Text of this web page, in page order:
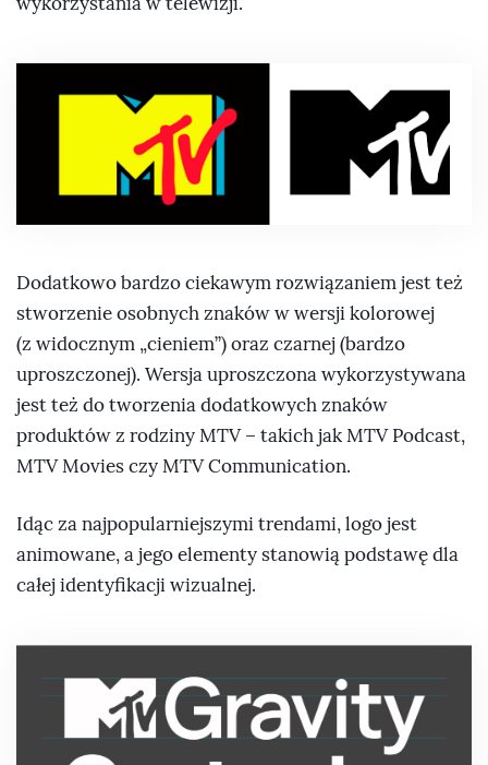
Dodatkowo bardzo ciekawym rozwiązaniem jest też
stworzenie osobnych znaków w wersji kolorowej
(z widocznym „cieniem”) oraz czarnej (bardzo
uproszczonej). Wersja uproszczona wykorzystywana
jest też do tworzenia dodatkowych znaków
produktów z rodziny MTV – takich jak MTV Podcast,
MTV Movies czy MTV Communication.
Idąc za najpopularniejszymi trendami, logo jest
animowane, a jego elementy stanowią podstawę dla
całej identyfikacji wizualnej.